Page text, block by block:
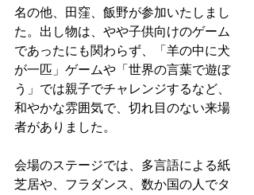
名の他、田窪、飯野が参加いたしまし
た。出し物は、やや子供向けのゲーム
であったにも関わらず、「羊の中に犬
が一匹」ゲームや「世界の言葉で遊ぼ
う」では親子でチャレンジするなど、
和やかな雰囲気で、切れ目のない来場
者がありました。
会場のステージでは、多言語による紙
芝居や、フラダンス、数か国の人でタ